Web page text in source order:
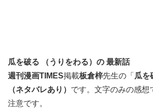
瓜を破る （うりをわる）の 最新話
週刊漫画TIMES掲載板倉梓先生の「 瓜を
（ネタバレあり） です。文字のみの感想
注意です。